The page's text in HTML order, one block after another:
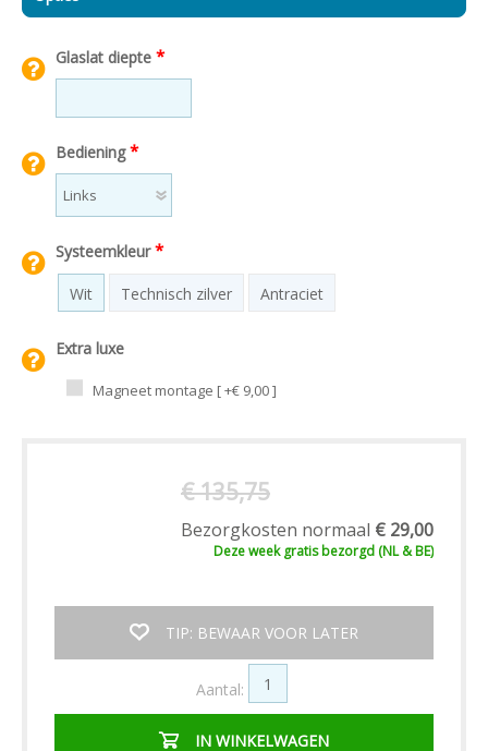
Glaslat diepte *
Bediening*
Systeemkleur*
Wit Technisch zilver Antraciet
Extra luxe
Magneet montage [ +€ 9,00 ]
€ 135,75
Bezorgkosten normaal € 29,00
Deze weekgratisbezorgd (NL & BE)
TIP: BEWAAR VOOR LATER
Aantal:
IN WINKELWAGEN